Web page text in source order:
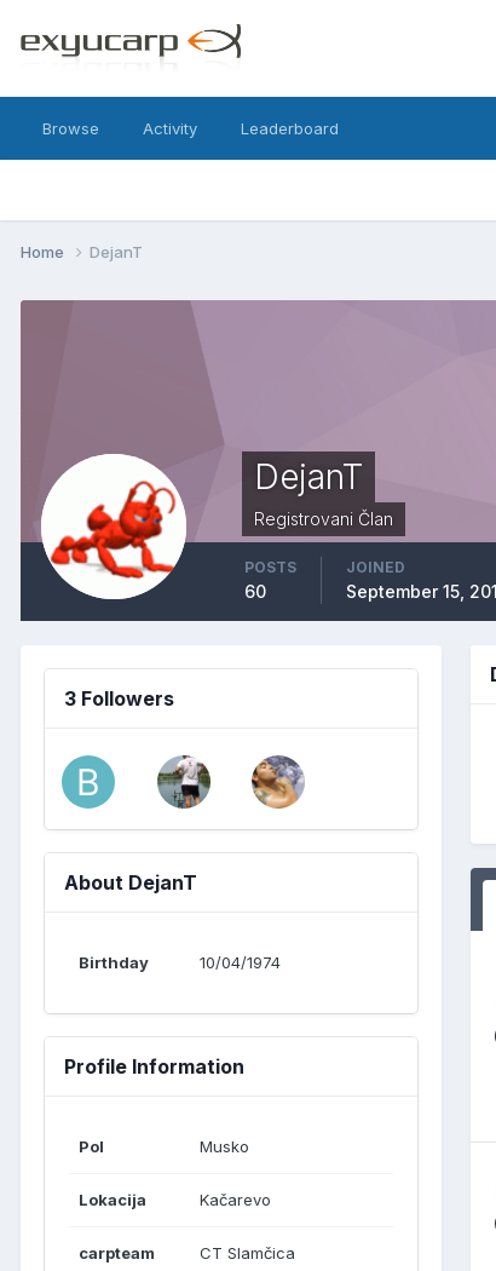
Browse Activity Leaderboard
Home DejanT
DejanT
Registrovani Član
POSTS
60
JOINED
September 15,
3 Followers
About DejanT
Birthday 10/04/1974
Profile Information
Pol Musko
Lokacija Kačarevo
carpteam CT Slamčica